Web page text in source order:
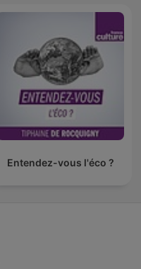
Entendez-vous l'éco ?